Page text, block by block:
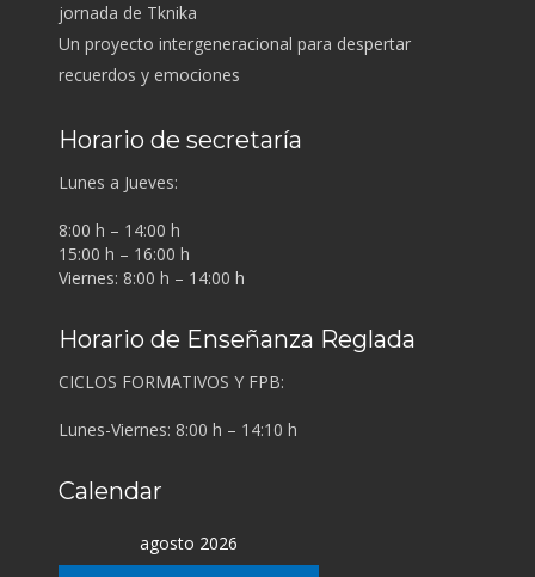
jornada de Tknika
Un proyecto intergeneracional para despertar
recuerdos y emociones
Horario de secretaría
Lunes a Jueves:
8:00 h – 14:00 h
15:00 h – 16:00 h
Viernes: 8:00 h – 14:00 h
Horario de Enseñanza Reglada
CICLOS FORMATIVOS Y FPB:
Lunes-Viernes: 8:00 h – 14:10 h
Calendar
agosto 2026